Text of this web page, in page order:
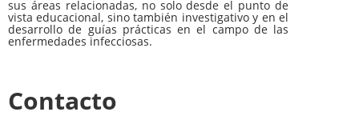
sus áreas relacionadas, no solo desde el punto de
vista educacional, sino también investigativo y en el
desarrollo de guías prácticas en el campo de las
enfermedades infecciosas.
Contacto